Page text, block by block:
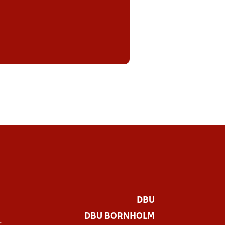
DBU
DBU BORNHOLM